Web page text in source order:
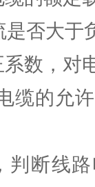
否大于
数，对
缆的允
判断线